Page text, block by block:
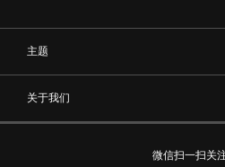
主题
关于我们
微信扫一扫关